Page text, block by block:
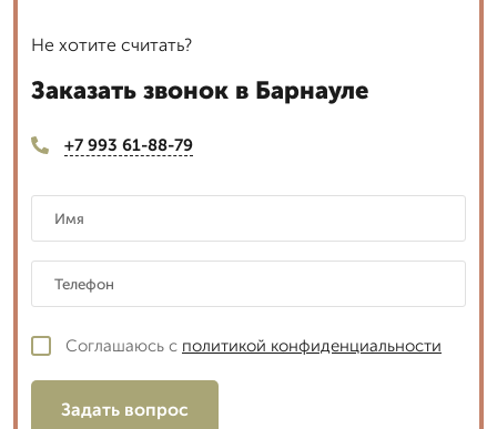
Не хотите считать?
Заказать звонок в Барнауле
+7 993 61-88-79
Соглашаюсь с политикой конфиденциальности
Задать вопрос